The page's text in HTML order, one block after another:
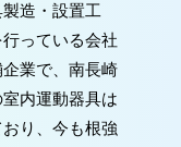
造・設置工
っている会社
業で、南長崎
内運動器具は
り、今も根強